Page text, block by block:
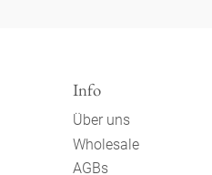
Info
Über uns
Wholesale
AGBs